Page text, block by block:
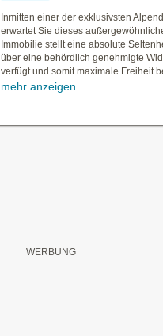
Inmitten einer der exklusivsten
erwartet Sie dieses
Immobilie stellt eine absolute
über eine behördlich genehmigte
verfügt und somit maximale Freiheit
mehr anzeigen